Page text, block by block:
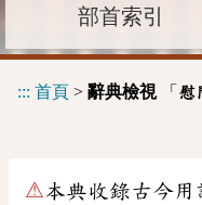
部首索引
::: 首頁 > 辭典檢視「 慰
⚠本典收錄古今用